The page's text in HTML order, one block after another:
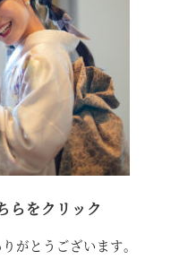
らをクリック
がとうございます。